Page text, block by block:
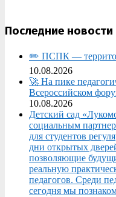
Последние новости
✏️ ПСПК —
10.08.2026
🚀 На пике
Всероссийском
10.08.2026
Детский сад
социальным
для студентов
дни открытых
позволяющие
реальную
педагогов. Среди
сегодня мы